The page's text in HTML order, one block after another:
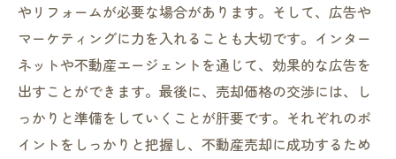
やリフォームが必要な場合があります。そして、広告や
マーケティングに力を入れることも大切です。インター
ネットや不動産エージェントを通じて、効果的な広告を
出すことができます。最後に、売却価格の交渉には、し
っかりと準備をしていくことが肝要です。それぞれのポ
イントをしっかりと把握し、不動産売却に成功するため